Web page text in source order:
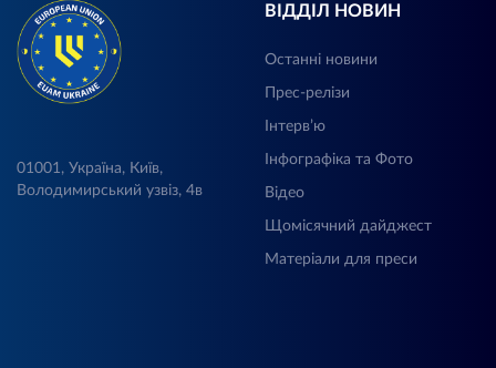
01001, Україна, Київ,
Володимирський узвіз, 4в
ВІДДІЛ НОВИН
Останні новини
Прес-релізи
Інтерв’ю
Інфографіка та Фото
Відео
Щомісячний дайджест
Матеріали для преси